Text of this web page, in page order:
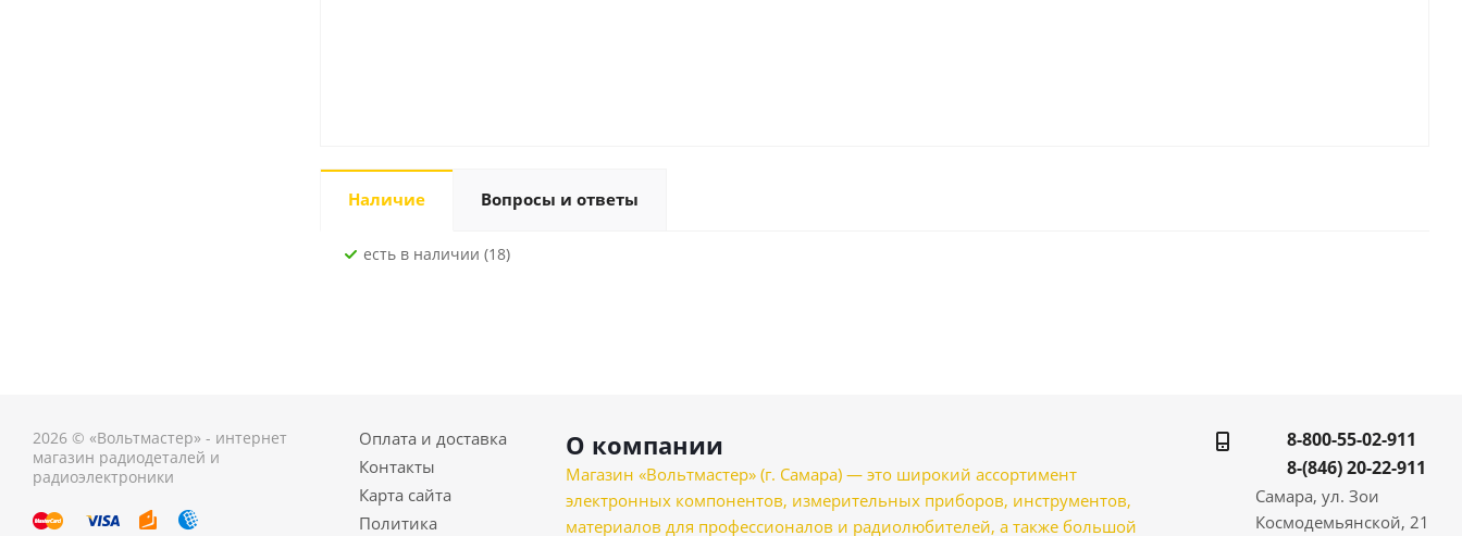
Наличие Вопросы и ответы
Есть в наличии (18)
2026 © «Вольтмастер» - интернет
магазин радиодеталей и
радиоэлектроники
Оплата и доставка
Контакты
Карта сайта
Политика
О компании
Магазин «Вольтмастер» (г. Самара) — это широкий ассортимент
электронных компонентов, измерительных приборов, инструментов,
материалов для профессионалов и радиолюбителей, а также большой
8-800-55-02-911
8-(846) 20-22-911
Самара, ул. Зои
Космодемьянской, 21